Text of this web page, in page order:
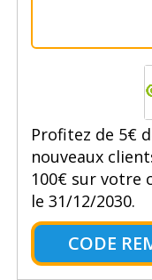
Profitez de 5€
nouveaux
100€ sur votre
le 31/12/2030.
CODE